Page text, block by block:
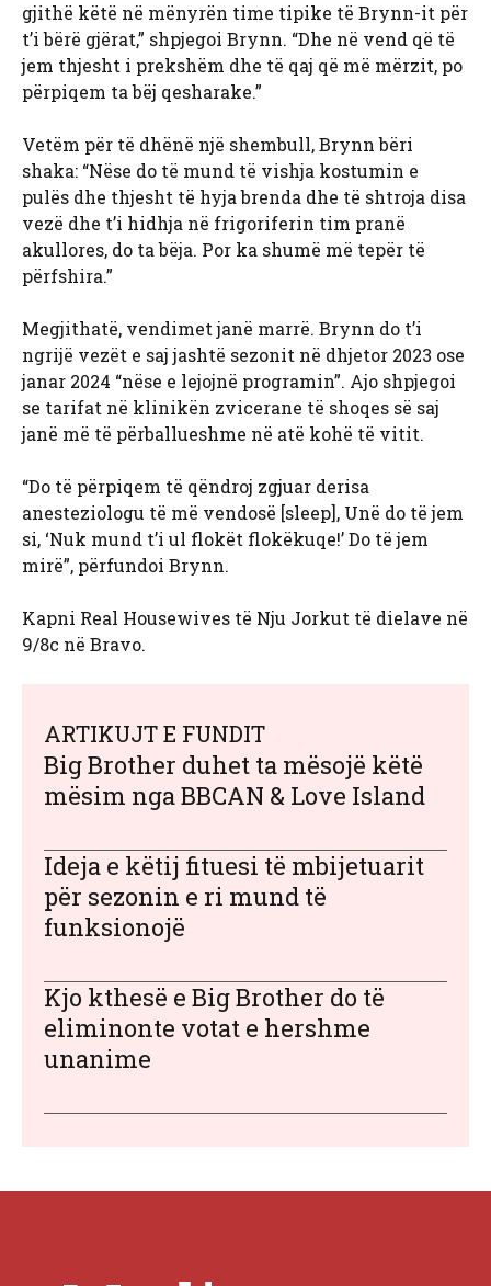
gjithë këtë në mënyrën time tipike të Brynn-it për
t’i bërë gjërat,” shpjegoi Brynn. “Dhe në vend që të
jem thjesht i prekshëm dhe të qaj që më mërzit, po
përpiqem ta bëj qesharake.”
Vetëm për të dhënë një shembull, Brynn bëri
shaka: “Nëse do të mund të vishja kostumin e
pulës dhe thjesht të hyja brenda dhe të shtroja disa
vezë dhe t’i hidhja në frigoriferin tim pranë
akullores, do ta bëja. Por ka shumë më tepër të
përfshira.”
Megjithatë, vendimet janë marrë. Brynn do t’i
ngrijë vezët e saj jashtë sezonit në dhjetor 2023 ose
janar 2024 “nëse e lejojnë programin”. Ajo shpjegoi
se tarifat në klinikën zvicerane të shoqes së saj
janë më të përballueshme në atë kohë të vitit.
“Do të përpiqem të qëndroj zgjuar derisa
anesteziologu të më vendosë [sleep], Unë do të jem
si, ‘Nuk mund t’i ul flokët flokëkuqe!’ Do të jem
mirë”, përfundoi Brynn.
Kapni Real Housewives të Nju Jorkut të dielave në
9/8c në Bravo.
ARTIKUJT E FUNDIT
Big Brother duhet ta mësojë këtë
mësim nga BBCAN & Love Island
Ideja e këtij fituesi të mbijetuarit
për sezonin e ri mund të
funksionojë
Kjo kthesë e Big Brother do të
eliminonte votat e hershme
unanime